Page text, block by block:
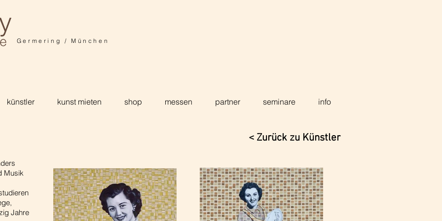
Germering / München
künstler kunst mieten shop messen partner seminare info
Musik
Jahre
< Zurück zu Künstler